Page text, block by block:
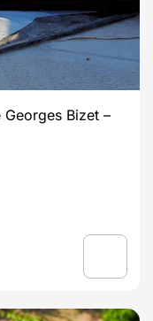
Georges Bizet –